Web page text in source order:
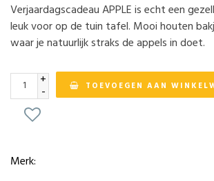
Verjaardagscadeau APPLE is echt een
leuk voor op de tuin tafel. Mooi houten
waar je natuurlijk straks de appels in doet.
+
- TOEVOEGEN AAN
Merk: